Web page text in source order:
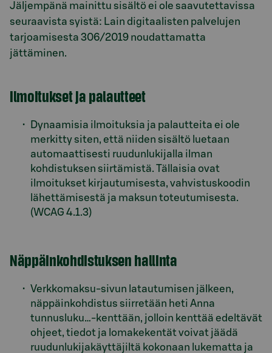
Jäljempänä mainittu sisältö ei ole saavutettavissa
seuraavista syistä: Lain digitaalisten palvelujen
tarjoamisesta 306/2019 noudattamatta
jättäminen.
Ilmoitukset ja palautteet
Dynaamisia ilmoituksia ja palautteita ei ole
merkitty siten, että niiden sisältö luetaan
automaattisesti ruudunlukijalla ilman
kohdistuksen siirtämistä. Tällaisia ovat
ilmoitukset kirjautumisesta, vahvistuskoodin
lähettämisestä ja maksun toteutumisesta.
(WCAG 4.1.3)
Näppäinkohdistuksen hallinta
Verkkomaksu-sivun latautumisen jälkeen,
näppäinkohdistus siirretään heti Anna
tunnusluku…-kenttään, jolloin kenttää edeltävät
ohjeet, tiedot ja lomakekentät voivat jäädä
ruudunlukijakäyttäjiltä kokonaan lukematta ja